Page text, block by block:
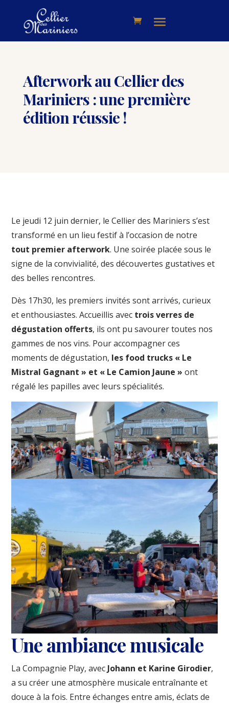
Afterwork au Cellier des
Mariniers : une première
édition réussie !
Le jeudi 12 juin dernier, le Cellier des Mariniers s’est
transformé en un lieu festif à l’occasion de notre
tout premier afterwork. Une soirée placée sous le
signe de la convivialité, des découvertes gustatives et
des belles rencontres.
Dès 17h30, les premiers invités sont arrivés, curieux
et enthousiastes. Accueillis avec trois verres de
dégustation offerts, ils ont pu savourer toutes nos
gammes de nos vins. Pour accompagner ces
moments de dégustation, les food trucks « Le
Mistral Gagnant » et « Le Camion Jaune » ont
régalé les papilles avec leurs spécialités.
Une ambiance musicale
La Compagnie Play, avec Johann et Karine Girodier,
a su créer une atmosphère musicale entraînante et
douce à la fois. Entre échanges entre amis, éclats de